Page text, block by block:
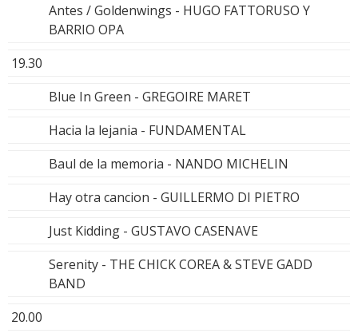
Antes / Goldenwings - HUGO FATTORUSO Y
BARRIO OPA
19.30
Blue In Green - GREGOIRE MARET
Hacia la lejania - FUNDAMENTAL
Baul de la memoria - NANDO MICHELIN
Hay otra cancion - GUILLERMO DI PIETRO
Just Kidding - GUSTAVO CASENAVE
Serenity - THE CHICK COREA & STEVE GADD
BAND
20.00